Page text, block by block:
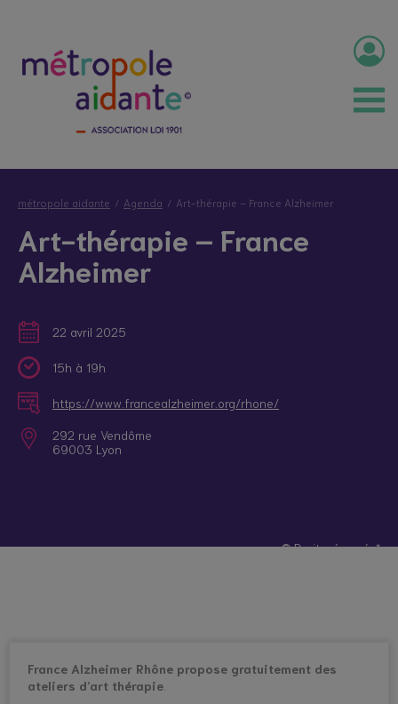
métropole aidante Agenda Art-thérapie – France Alzheimer
Art-thérapie – France
Alzheimer
22 avril 2025
15h à 19h
https://www.francealzheimer.org/rhone/
292 rue Vendôme
69003 Lyon
© Droits réservés*
France Alzheimer Rhône propose gratuitement des
ateliers d’art thérapie